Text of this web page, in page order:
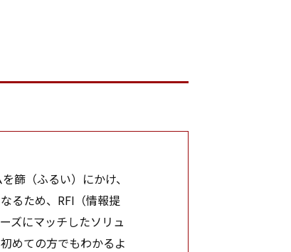
篩（ふるい）にかけ、
るため、RFI（情報提
ズにマッチしたソリュ
めての方でもわかるよ